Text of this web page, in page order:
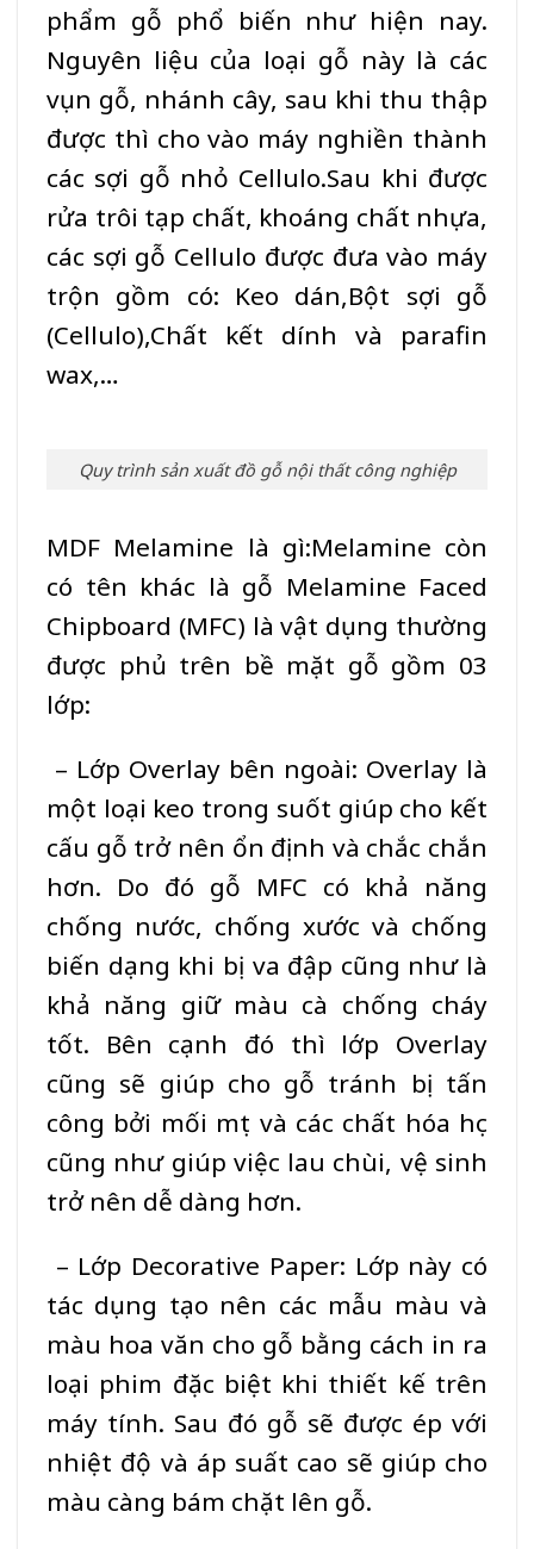
phẩm gỗ phổ biến như hiện nay.
Nguyên liệu của loại gỗ này là các
vụn gỗ, nhánh cây, sau khi thu thập
được thì cho vào máy nghiền thành
các sợi gỗ nhỏ Cellulo.Sau khi được
rửa trôi tạp chất, khoáng chất nhựa,
các sợi gỗ Cellulo được đưa vào máy
trộn gồm có: Keo dán,Bột sợi gỗ
(Cellulo),Chất kết dính và parafin
wax,…
Quy trình sản xuất đồ gỗ nội thất công nghiệp
MDF Melamine là gì:Melamine còn
có tên khác là gỗ Melamine Faced
Chipboard (MFC) là vật dụng thường
được phủ trên bề mặt gỗ gồm 03
lớp:
– Lớp Overlay bên ngoài: Overlay là
một loại keo trong suốt giúp cho kết
cấu gỗ trở nên ổn định và chắc chắn
hơn. Do đó gỗ MFC có khả năng
chống nước, chống xước và chống
biến dạng khi bị va đập cũng như là
khả năng giữ màu cà chống cháy
tốt. Bên cạnh đó thì lớp Overlay
cũng sẽ giúp cho gỗ tránh bị tấn
công bởi mối mọt và các chất hóa học
cũng như giúp việc lau chùi, vệ sinh
trở nên dễ dàng hơn.
– Lớp Decorative Paper: Lớp này có
tác dụng tạo nên các mẫu màu và
màu hoa văn cho gỗ bằng cách in ra
loại phim đặc biệt khi thiết kế trên
máy tính. Sau đó gỗ sẽ được ép với
nhiệt độ và áp suất cao sẽ giúp cho
màu càng bám chặt lên gỗ.